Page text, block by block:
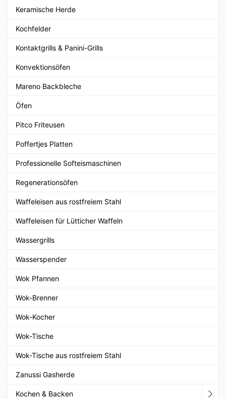
Keramische Herde
Kochfelder
Kontaktgrills & Panini-Grills
Konvektionsöfen
Mareno Backbleche
Öfen
Pitco Friteusen
Poffertjes Platten
Professionelle Softeismaschinen
Regenerationsöfen
Waffeleisen aus rostfreiem Stahl
Waffeleisen für Lütticher Waffeln
Wassergrills
Wasserspender
Wok Pfannen
Wok-Brenner
Wok-Kocher
Wok-Tische
Wok-Tische aus rostfreiem Stahl
Zanussi Gasherde
Kochen & Backen